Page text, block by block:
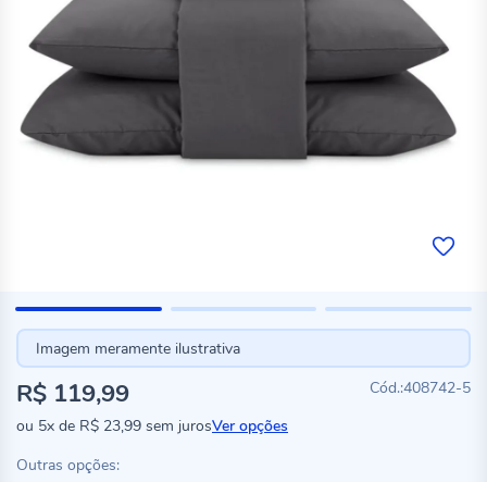
Imagem meramente ilustrativa
408742-5
R$ 119,99
ou 5x de R$ 23,99 sem jurosVer opções
Outras opções: